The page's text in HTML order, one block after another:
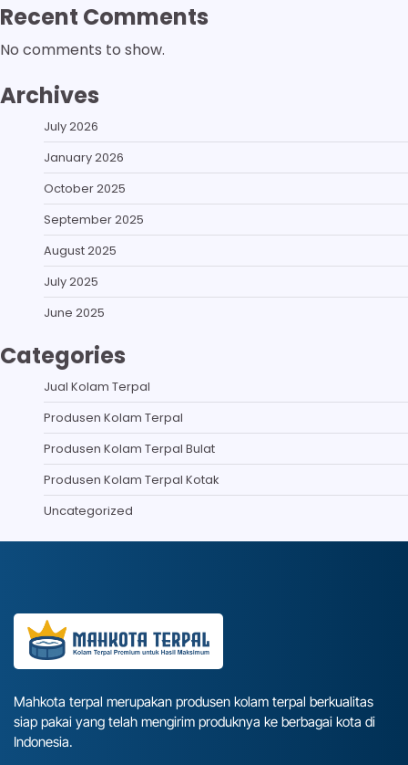
Recent Comments
No comments to show.
Archives
July 2026
January 2026
October 2025
September 2025
August 2025
July 2025
June 2025
Categories
Jual Kolam Terpal
Produsen Kolam Terpal
Produsen Kolam Terpal Bulat
Produsen Kolam Terpal Kotak
Uncategorized
Mahkota terpal merupakan produsen kolam terpal berkualitas
siap pakai yang telah mengirim produknya ke berbagai kota di
Indonesia.